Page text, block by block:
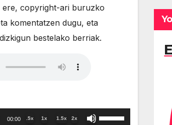
ere, copyright-ari buruzko
komentatzen dugu, eta
bestelako berriak.
00:00 .5x 1x 1.5x 2x
Utiliza